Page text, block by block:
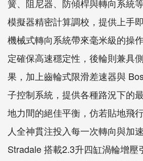
簧、阻尼器、防傾桿與轉向系統
模擬器精密計算調校，提供上手
機械式轉向系統帶來毫米級的操
定確保高速穩定性，後輪則兼具
果，加上齒輪式限滑差速器與
子控制系統，提供各種路況下的
地力間的絕佳平衡，仿若貼地飛
人全神貫注投入每一次轉向與加
Stradale 搭載2.3升四缸渦輪增壓